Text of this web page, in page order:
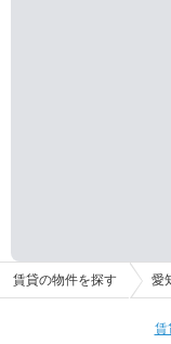
賃貸の物件を探す 愛
賃